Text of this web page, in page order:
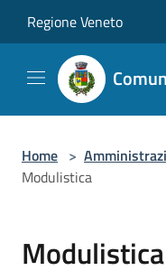
Regione Veneto
Home >
Modulistica
Modulistica